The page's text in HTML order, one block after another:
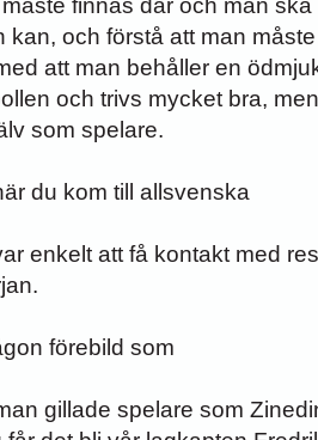
kan, och förstå att man
att man behåller en
och trivs mycket bra,
som spelare.
du kom till allsvenska
enkelt att få kontakt med
förebild som
gillade spelare som